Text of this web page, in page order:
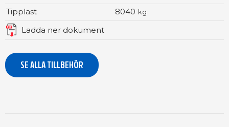
Tipplast 8040 kg
Ladda ner dokument
SE ALLA TILLBEHÖR